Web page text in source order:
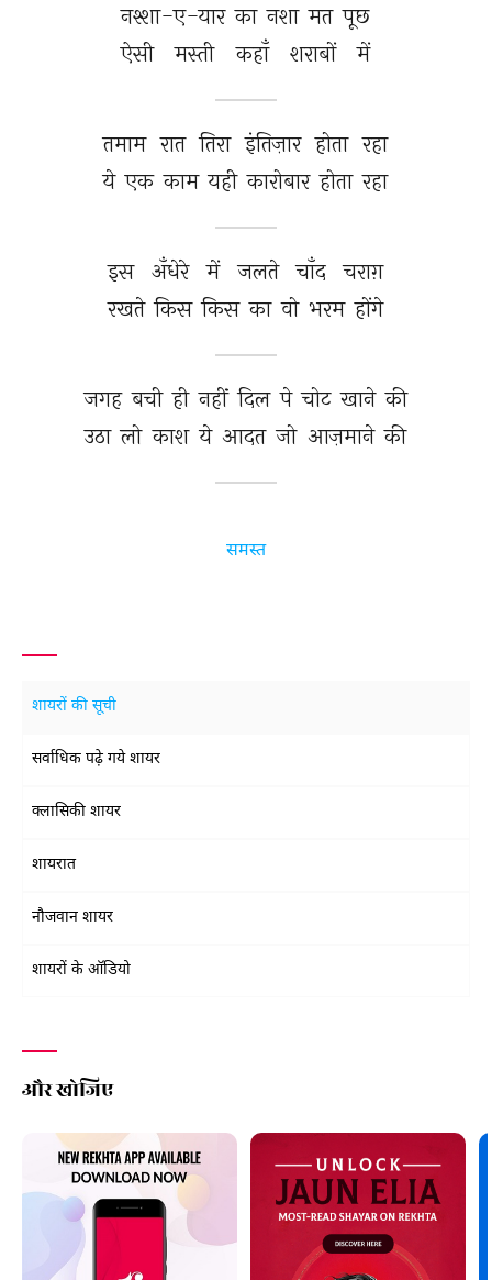
नश्शा-ए-यार का नशा मत पूछ
ऐसी
मस्ती कहाँ शराबों में
तमाम रात तिरा इंतिज़ार होता रहा
ये एक काम यही कारोबार होता रहा
इस अँधेरे में जलते चाँद
चराग़
रखते किस किस का वो भरम होंगे
जगह बची ही नहीं दिल पे चोट खाने की
उठा लो काश ये आदत जो आज़माने की
समस्त
शायरों की सूची
सर्वाधिक पढ़े गये शायर
क्लासिकी शायर
शायरात
नौजवान शायर
शायरों के ऑडियो
और खोजिए